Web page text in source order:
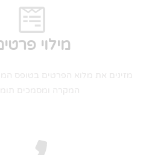
מילוי
מזינים את מלוא הפרטים בטופס
המקרה ומסמכים